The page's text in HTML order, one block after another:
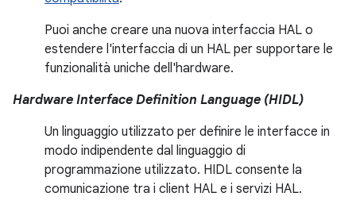
Puoi anche creare una nuova interfaccia HAL o
estendere l'interfaccia di un HAL per supportare le
funzionalità uniche dell'hardware.
Hardware Interface Definition Language (HIDL)
Un linguaggio utilizzato per definire le interfacce in
modo indipendente dal linguaggio di
programmazione utilizzato. HIDL consente la
comunicazione tra i client HAL e i servizi HAL.